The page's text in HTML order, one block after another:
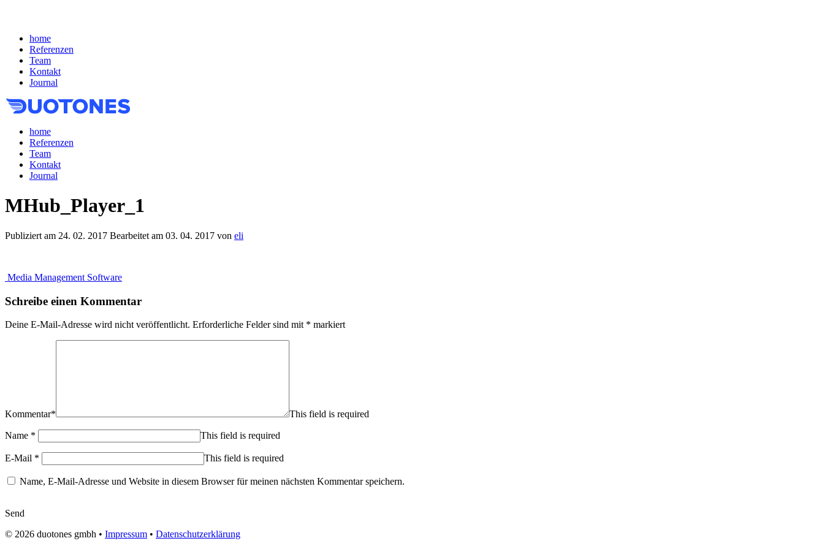
home
Referenzen
Team
Kontakt
Journal
home
Referenzen
Team
Kontakt
Journal
MHub_Player_1
Publiziert am 24. 02. 2017 Bearbeitet am 03. 04. 2017 von eli
Media Management Software
Schreibe einen Kommentar
Deine E-Mail-Adresse wird nicht veröffentlicht. Erforderliche Felder sind mit * markiert
Kommentar* This field is required
Name * This field is required
E-Mail * This field is required
Name, E-Mail-Adresse und Website in diesem Browser für meinen nächsten Kommentar speichern.
Send
© 2026 duotones gmbh • Impressum • Datenschutzerklärung